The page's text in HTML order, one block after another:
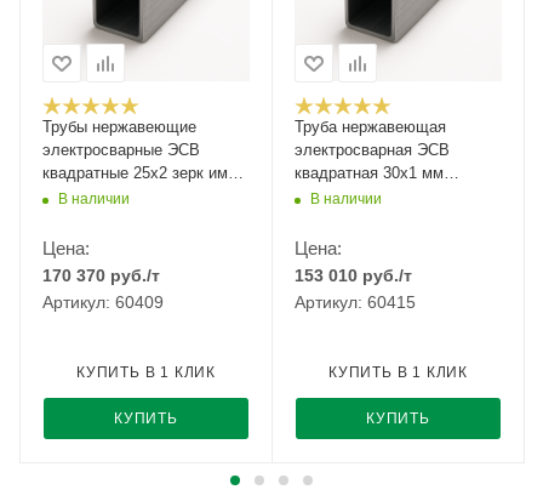
Трубы нержавеющие
электросварные ЭСВ
квадратные 25х2 зерк имп
ASTM A554, длина 6 м,
В наличии
Цена:
170 370 руб./т
Артикул: 60409
КУПИТЬ
КУПИТЬ В 1 КЛИК
Труба нержавеющая
электросварная ЭСВ
квадратная 30х1 мм
шлифованная ASTM A554
В наличии
Цена:
153 010 руб./т
Артикул: 60415
КУПИТЬ
КУПИТЬ В 1 КЛИК